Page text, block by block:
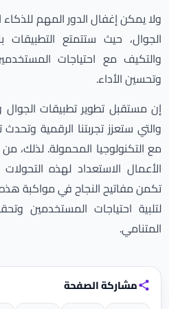
ولا يمكن إغفال الدور المهم
الجوال، حيث ستتمتع التطبيقات
والتكيف مع احتياجات
وتحسين الأداء.
إن مستقبل تطوير تطبيقات الجوال
والتي ستعزز تجربتنا الرقمية
مع التكنولوجيا المحمولة. لذلك،
الأعمال الاستعداد لهذه التحولات
تكمن مفاتيح النجاح في مواكبة هذه
لتلبية احتياجات المستخدمين
المتنامي.
مشاركة الصفحة